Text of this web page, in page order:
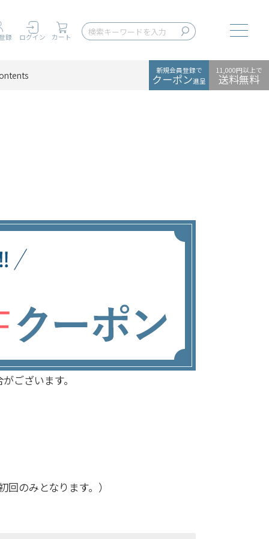
録 ログイン カート
新規会員登録で
クーポン進呈
11,000円以上で
送料無料
ございます。
のみとなります。）